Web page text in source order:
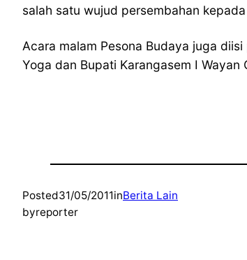
salah satu wujud persembahan
Acara malam Pesona Budaya juga
Yoga dan Bupati Karangasem I Wayan
Posted31/05/2011inBerita Lain
byreporter